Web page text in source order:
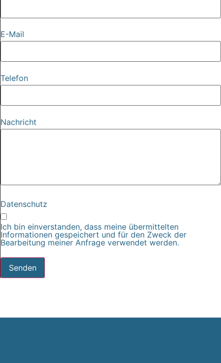
E-Mail
Telefon
Nachricht
Datenschutz
Ich bin einverstanden, dass meine übermittelten
Informationen gespeichert und für den Zweck der
Bearbeitung meiner Anfrage verwendet werden.
Senden